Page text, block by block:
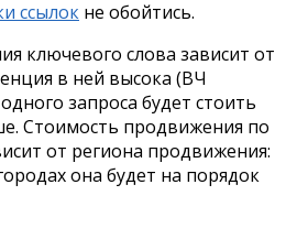
ссылок не обойтись.
ключевого слова зависит от
в ней высока (ВЧ
запроса будет стоить
Стоимость продвижения по
от региона продвижения:
она будет на порядок